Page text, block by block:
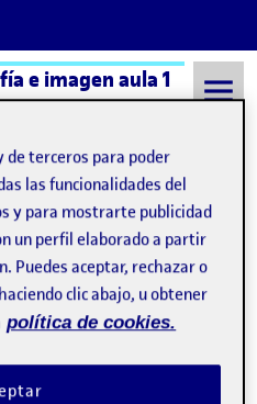
e imagen aula 1
2022
de terceros para poder
las funcionalidades del
y para mostrarte publicidad
un perfil elaborado a partir
Puedes aceptar, rechazar o
clic abajo, u obtener
política de cookies.